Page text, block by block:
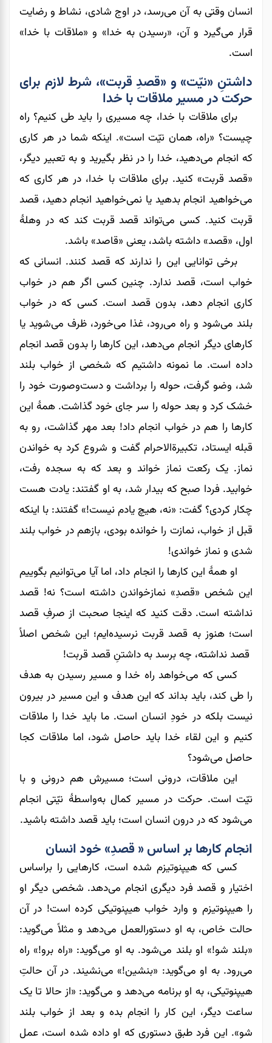
انسان وقتی به آن می‌رسد، در اوج شادی، نشاط و رضایت
قرار می‌گیرد و آن، «رسیدن به خدا» و «ملاقات با خدا»
است.
داشتنِ «نیّت» و «قصدِ قربت»، شرط لازم برای
حرکت در مسیر ملاقات با خدا
برای ملاقات با خدا، چه مسیری را باید طی کنیم؟ راه
چیست؟ «راه، همان نیّت است». اینکه شما در هر کاری
که انجام می‌دهید، خدا را در نظر بگیرید و به تعبیر دیگر،
«قصد قربت» کنید. برای ملاقات با خدا، در هر کاری که
می‌خواهید انجام بدهید یا نمی‌خواهید انجام دهید، قصد
قربت کنید. کسی می‌تواند قصد قربت کند که در وهلۀ
اول، «قصد» داشته باشد، یعنی «قاصد» باشد.
برخی توانایی این را ندارند که قصد کنند. انسانی که
خواب است، قصد ندارد. چنین کسی اگر هم در خواب
کاری انجام دهد، بدون قصد است. کسی که در خواب
بلند می‌شود و راه می‌رود، غذا می‌خورد، ظرف می‌شوید یا
کارهای دیگر انجام می‌دهد، این کارها را بدون قصد انجام
داده است. ما نمونه داشتیم که شخصی از خواب بلند
شد، وضو گرفت، حوله را برداشت و دست‌و‌صورت خود را
خشک کرد و بعد حوله را سر جای خود گذاشت. همۀ این
کارها را هم در خواب انجام داد! بعد مهر گذاشت، رو به
قبله ایستاد، تکبیرة‌الاحرام گفت و شروع کرد به خواندن
نماز. یک رکعت نماز خواند و بعد که به سجده رفت،
خوابید. فردا صبح که بیدار شد، به او گفتند: یادت هست
چکار کردی؟ گفت: «نه، هیچ یادم نیست!» گفتند: با اینکه
قبل از خواب، نمازت را خوانده بودی، بازهم در خواب بلند
شدی و نماز خواندی!
او همۀ این کارها را انجام داد، اما آیا می‌توانیم بگوییم
این شخص «قصدِ» نمازخواندن داشته است؟ نه! قصد
نداشته است. دقت کنید که اینجا صحبت از صرفِ قصد
است؛ هنوز به قصد قربت نرسیده‌ایم؛ این شخص اصلاً
قصد نداشته، چه برسد به داشتنِ قصد قربت!
کسی که می‌خواهد راه خدا و مسیر رسیدن به هدف
را طی کند، باید بداند که این هدف و این مسیر در بیرون
نیست بلکه در خودِ انسان است. ما باید خدا را ملاقات
کنیم و این لقاء خدا باید حاصل شود، اما ملاقات کجا
حاصل می‌شود؟
این ملاقات، درونی است؛ مسیرش هم درونی و با
نیّت است. حرکت در مسیر کمال به‌واسطۀ نیّتی انجام
می‌شود که در درون انسان است؛ باید قصد داشته باشید.
انجام کارها بر اساس « قصدِ» خود انسان
کسی که هیپنوتیزم شده است، کارهایی را براساس
اختیار و قصد فرد دیگری انجام می‌دهد. شخصی دیگر او
را هیپنوتیزم و وارد خواب هیپنوتیکی کرده است! در آن
حالت خاص، به او دستورالعمل می‌دهد و مثلاً می‌گوید:
«بلند شو!» او بلند می‌شود. به او می‌گوید: «راه برو!» راه
می‌رود. به او می‌گوید: «بنشین!» می‌نشیند. در آن حالتِ
هیپنوتیکی، به او برنامه می‌دهد و می‌گوید: «از حالا تا یک
ساعت دیگر، این کار را انجام بده و بعد از خواب بلند
شو». این فرد طبق دستوری که او داده شده است، عمل